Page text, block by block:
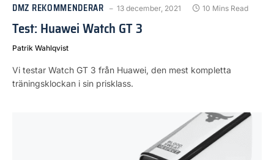
DMZ REKOMMENDERAR 13 december, 2021 10 Mins Read
Test: Huawei Watch GT 3
Patrik Wahlqvist
Vi testar Watch GT 3 från Huawei, den mest kompletta
träningsklockan i sin prisklass.